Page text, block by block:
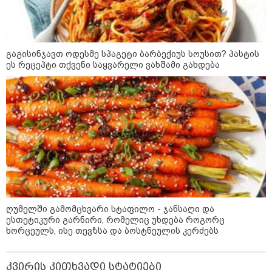
გოგონა, 10 000 ლარს
ოფიციალურად, სახალხოდ
გადავცემ" - გიგა ავალიანის
დედა განცხადებას ავრცელებს
კატეგორიის ყველა სიახლე
უნდა დაგვხრიტოთ? არა, თქვენი
დახვრეტა რაში გვაწყობს,
გუდაუთაში ქართველ ტყვეებში
უნდა გადაგცვალოთ...
როდის დაიწყო რეალურად
საქართველო-რუსეთის ომი და
მთავარი შეცდომა, რომელიც
გაგისინჯავთ ოდესმე სპაგეტი ბარბექიუს სოუსით? პასტის
ეს რეცეპტი თქვენი საყვარელი ვახშამი გახდება
ღუმელში გამომცხვარი სტაფილო - ჯანსაღი და
ესთეტიკური გარნირი, რომელიც უხდება როგორც
ხორცეულს, ისე თევზსა და ბოსტნეულის კერძებს
კვირის კითხვადი სტატიები